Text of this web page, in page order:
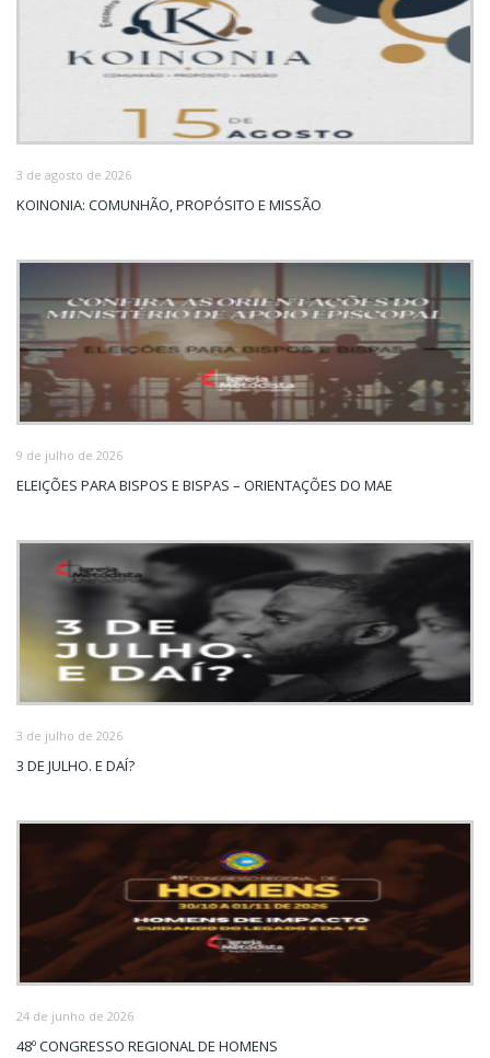
3 de agosto de 2026
KOINONIA: COMUNHÃO, PROPÓSITO E MISSÃO
9 de julho de 2026
ELEIÇÕES PARA BISPOS E BISPAS – ORIENTAÇÕES DO MAE
3 de julho de 2026
3 DE JULHO. E DAÍ?
24 de junho de 2026
48º CONGRESSO REGIONAL DE HOMENS